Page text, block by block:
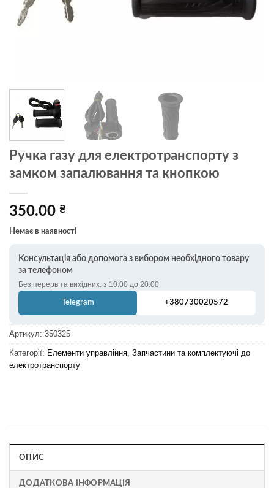
Ручка газу для електротранспорту з
замком запалювання та кнопкою
350.00 ₴
Немає в наявності
Консультація або допомога з вибором необхідного товару
за телефоном
Без перерв та вихідних: з 10:00 до 20:00
Telegram +380730020572
Артикул: 350325
Категорії: Елементи управління Запчастини та комплектуючі до
електротранспорту
ОПИС
ДОДАТКОВА ІНФОРМАЦІЯ